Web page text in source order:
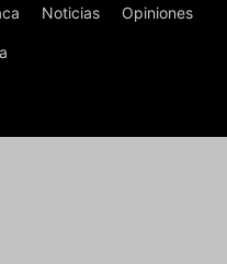
Noticias Opiniones